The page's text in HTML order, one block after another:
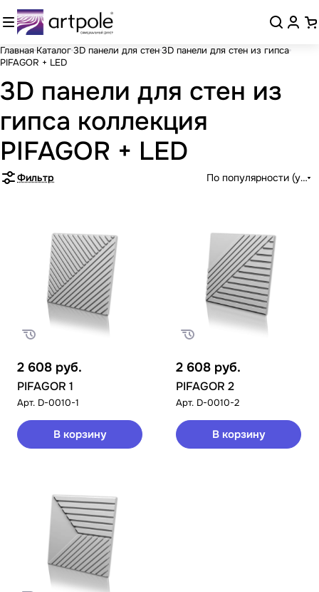
Главная Каталог3D панели для стен3D панели для стен из гипса
PIFAGOR + LED
3D панели для стен из
гипса коллекция
PIFAGOR + LED
Фильтр По популярности
2 608 руб.
PIFAGOR 1
Арт. D-0010-1
В корзину
2 608 руб.
PIFAGOR 2
Арт. D-0010-2
В корзину